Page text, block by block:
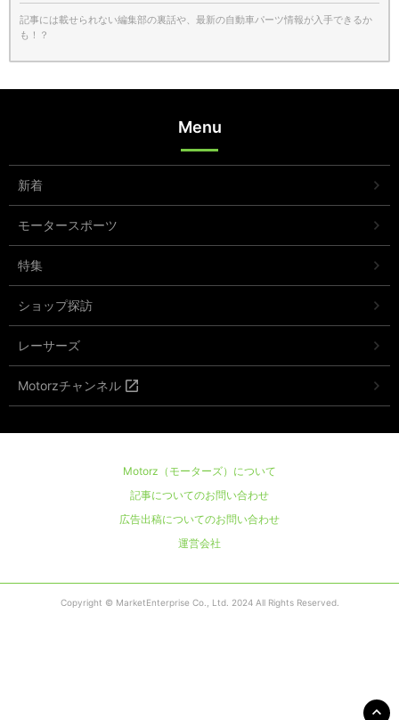
記事には載せられない編集部の裏話や、最新の自動車パーツ情報が入手できるか
も！？
Menu
新着
モータースポーツ
特集
ショップ探訪
レーサーズ
Motorzチャンネル
Motorz（モーターズ）について
記事についてのお問い合わせ
広告出稿についてのお問い合わせ
運営会社
Copyright © MarketEnterprise Co., Ltd. 2024 All Rights Reserved.